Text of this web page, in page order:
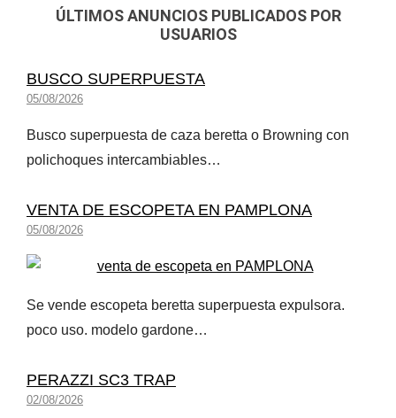
ÚLTIMOS ANUNCIOS PUBLICADOS POR
USUARIOS
BUSCO SUPERPUESTA
05/08/2026
Busco superpuesta de caza beretta o Browning con
polichoques intercambiables…
VENTA DE ESCOPETA EN PAMPLONA
05/08/2026
Se vende escopeta beretta superpuesta expulsora.
poco uso. modelo gardone…
PERAZZI SC3 TRAP
02/08/2026